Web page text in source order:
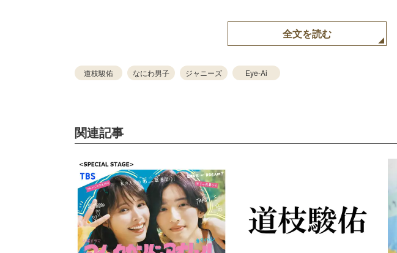
全文を読む
道枝駿佑 なにわ男子 ジャニーズ Eye-Ai
関連記事